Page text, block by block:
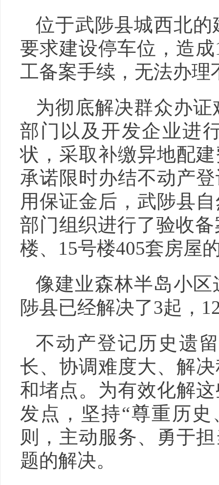
位于武陟县城西北
要求建设停车位，造
工备案手续，无法办理
为彻底解决群众办
部门以及开发企业进
状，采取补缴异地配
承诺限时办结不动产
用保证金后，武陟县
部门组织进行了验收
楼、15号楼405套房屋
像建业森林半岛小
陟县已经解决了3起，
不动产登记历史遗
长、协调难度大、解
和堵点。为有效化解
发点，坚持“尊重历
则，主动服务、勇于
题的解决。